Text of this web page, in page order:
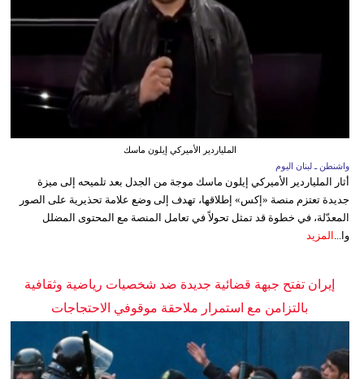
الملياردير الأميركي إيلون ماسك
واشنطن ـ لبنان اليوم
أثار الملياردير الأميركي إيلون ماسك موجة من الجدل بعد تلميحه إلى ميزة
جديدة تعتزم منصة «إكس» إطلاقها، تهدف إلى وضع علامة تحذيرية على الصور
المعدّلة، في خطوة قد تمثل تحولاً في تعامل المنصة مع المحتوى المضلل
وا... المزيد
إيران تفتح جبهة قضائية جديدة ضد شخصيات رياضية وثقافية
بالتزامن مع استمرار ملاحقة موقوفي الاحتجاجات